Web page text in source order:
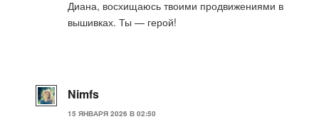
Диана, восхищаюсь твоими продвижениями в
вышивках. Ты — герой!
Nimfs
15 ЯНВАРЯ 2026 В 02:50